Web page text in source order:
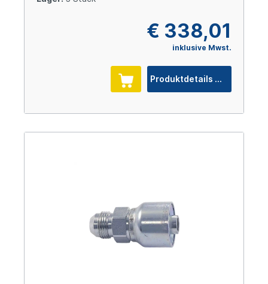
€ 338,01
inklusive Mwst.
Produktdetails